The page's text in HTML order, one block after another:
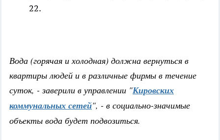
22.
Вода (горячая и холодная) должна вернуться в
квартиры людей и в различные фирмы в течение
суток, - заверили в управлении "Кировских
коммунальных сетей", - в социально-значимые
объекты вода будет подвозиться.